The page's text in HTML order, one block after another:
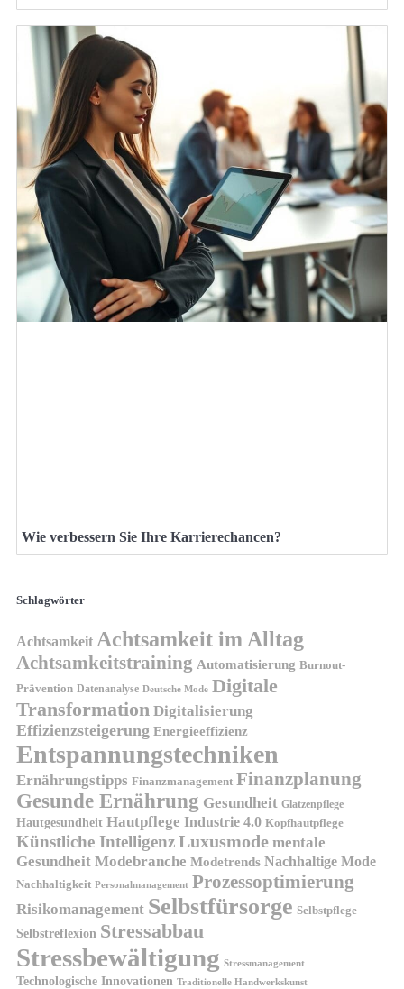
Wie verbessern Sie Ihre Karrierechancen?
Schlagwörter
Achtsamkeit Achtsamkeit im Alltag
Achtsamkeitstraining Automatisierung Burnout-
Prävention Datenanalyse Deutsche Mode Digitale
Transformation Digitalisierung
Effizienzsteigerung Energieeffizienz
Entspannungstechniken
Ernährungstipps Finanzmanagement Finanzplanung
Gesunde Ernährung Gesundheit Glatzenpflege
Hautgesundheit Hautpflege Industrie 4.0 Kopfhautpflege
Künstliche IntelligenzLuxusmode mentale
Gesundheit Modebranche Modetrends Nachhaltige Mode
Nachhaltigkeit Personalmanagement Prozessoptimierung
Risikomanagement Selbstfürsorge Selbstpflege
Selbstreflexion Stressabbau
Stressbewältigung Stressmanagement
Technologische Innovationen Traditionelle Handwerkskunst